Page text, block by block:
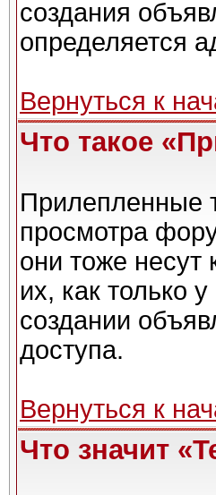
создания
определяется
Вернуться к
Что такое
Прилепленные
просмотра
они тоже
их, как только
создании
доступа.
Вернуться к
Что значит